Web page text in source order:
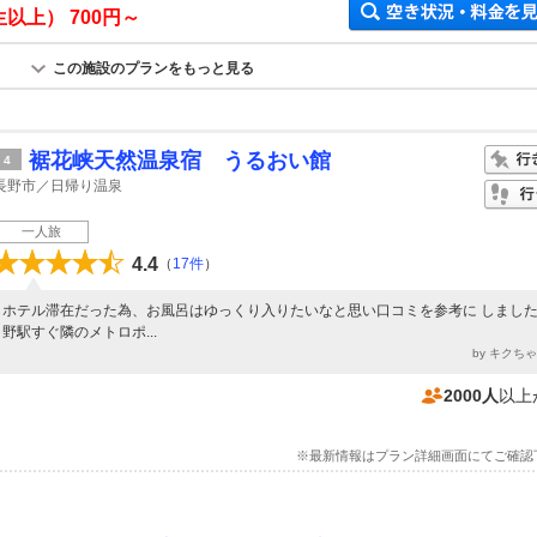
上） 700円～
この施設のプランをもっと見る
4 裾花峡天然温泉宿 うるおい館
野市／日帰り温泉
一人旅
4.4 （ 17件）
ホテル滞在だった為、お風呂はゆっくり入りたいなと思い口コミを参考に しまし
野駅すぐ隣のメトロポ...
by キクち
2000人 以
※最新情報はプラン詳細画面にてご確認